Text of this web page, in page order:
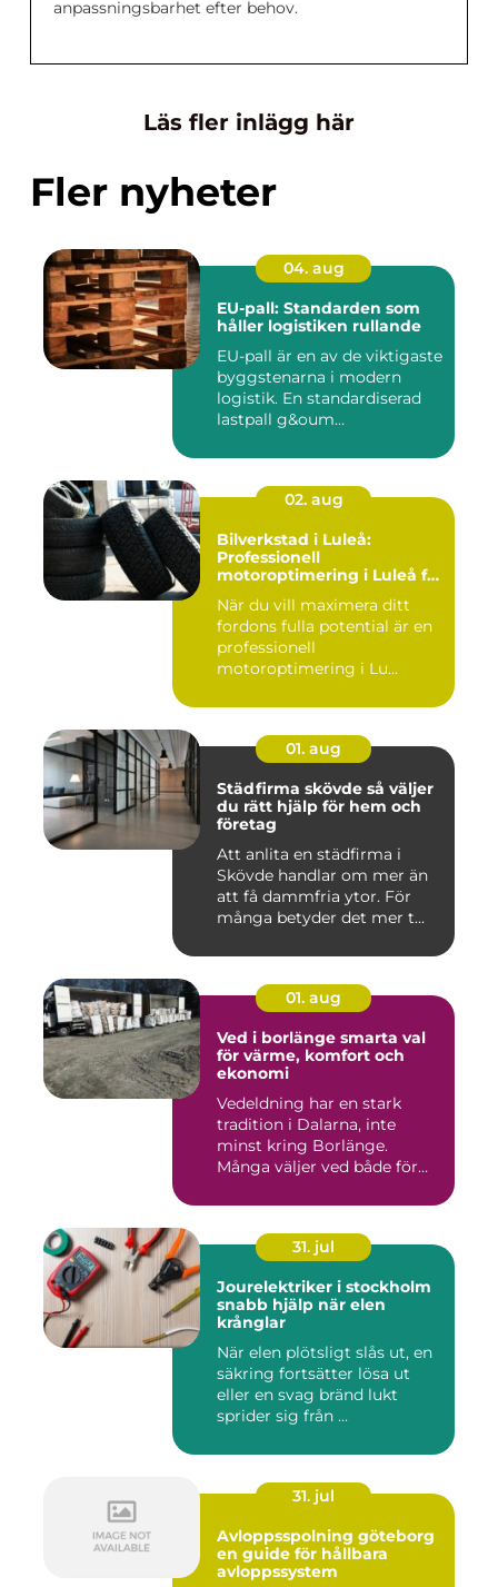
anpassningsbarhet efter behov.
Läs fler inlägg här
Fler nyheter
04. aug
EU-pall: Standarden som
håller logistiken rullande
EU-pall är en av de viktigaste
byggstenarna i modern
logistik. En standardiserad
lastpall g&oum...
02. aug
Bilverkstad i Luleå:
Professionell
motoroptimering i Luleå för
När du vill maximera ditt
fordons fulla potential är en
professionell
motoroptimering i Lu...
01. aug
Städfirma skövde så väljer
du rätt hjälp för hem och
företag
Att anlita en städfirma i
Skövde handlar om mer än
att få dammfria ytor. För
många betyder det mer t...
01. aug
Ved i borlänge smarta val
för värme, komfort och
ekonomi
Vedeldning har en stark
tradition i Dalarna, inte
minst kring Borlänge.
Många väljer ved både för
31. jul
Jourelektriker i stockholm
snabb hjälp när elen
krånglar
När elen plötsligt slås ut, en
säkring fortsätter lösa ut
eller en svag bränd lukt
sprider sig från ...
31. jul
Avloppsspolning göteborg
en guide för hållbara
avloppssystem